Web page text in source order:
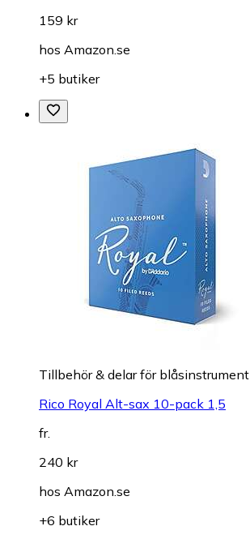
159 kr
hos Amazon.se
+5 butiker
Tillbehör & delar för blåsinstrument
Rico Royal Alt-sax 10-pack 1,5
fr.
240 kr
hos Amazon.se
+6 butiker